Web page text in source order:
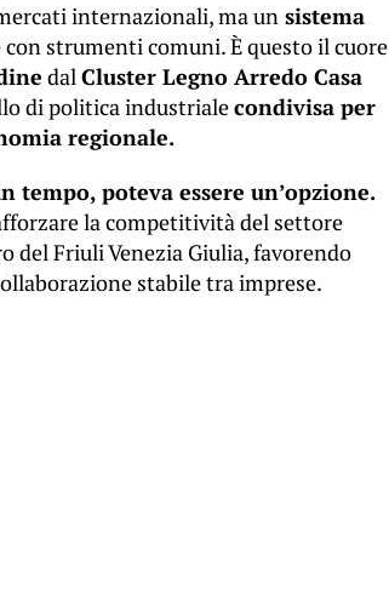
internazionali, ma un sistema
con strumenti comuni. È questo il cuore
dalCluster Legno Arredo Casa
di politica industrialecondivisa per
regionale.
tempo, poteva essere un’opzione.
la competitività del settore
del Friuli Venezia Giulia, favorendo
stabile tra imprese.